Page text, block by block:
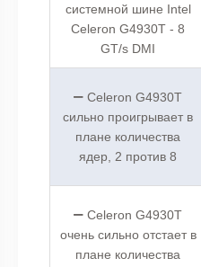
системной шине Intel
Celeron G4930T - 8
GT/s DMI
Celeron G4930T
сильно проигрывает в
плане количества
ядер, 2 против 8
Celeron G4930T
очень сильно отстает в
плане количества